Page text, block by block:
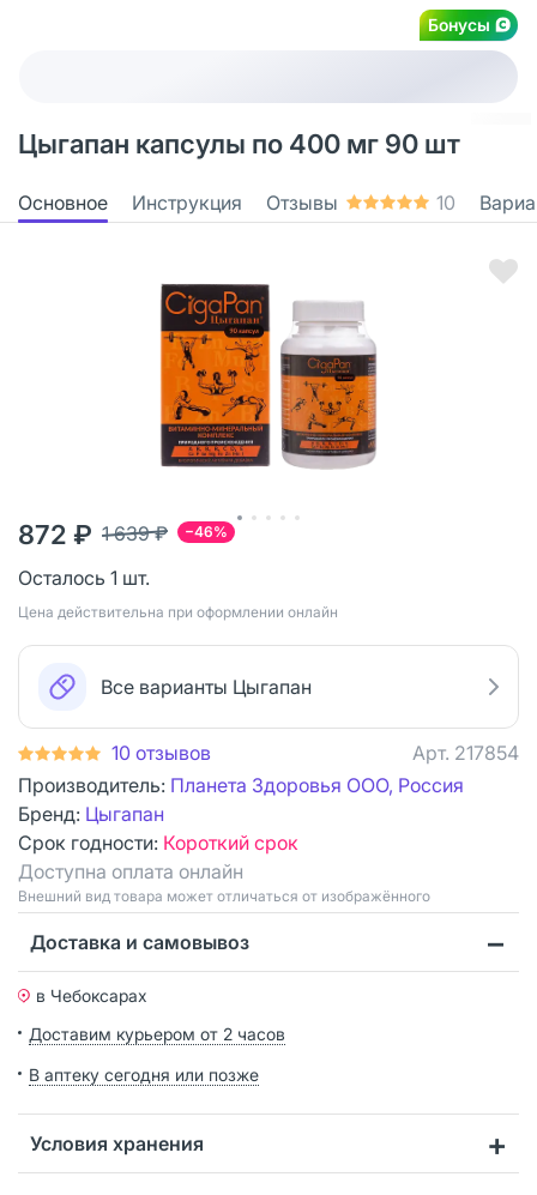
Бонусы
Цыгапан капсулы по 400 мг 90 шт
Основное Инструкция Отзывы 10
−46%
1 639 ₽
872 ₽
Осталось 1 шт.
Цена действительна при оформлении онлайн
Все варианты Цыгапан
10 отзывов Арт. 217854
Производитель: Планета Здоровья ООО, Россия
Бренд: Цыгапан
Срок годности: Короткий срок
Доступна оплата онлайн
Bнешний вид товара может отличаться от изображённого
Доставка и самовывоз
в Чебоксарах
Доставим курьером от 2 часов
В аптеку сегодня или позже
Условия хранения